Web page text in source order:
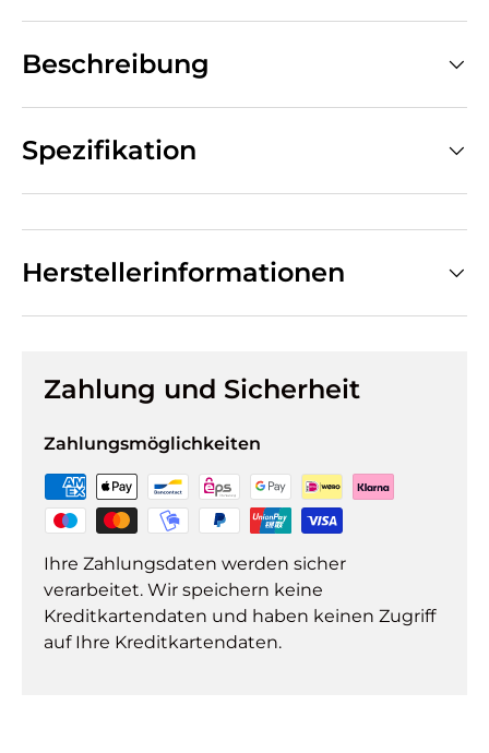
Beschreibung
Spezifikation
Herstellerinformationen
Zahlung und Sicherheit
Zahlungsmöglichkeiten
Ihre Zahlungsdaten werden sicher
verarbeitet. Wir speichern keine
Kreditkartendaten und haben keinen Zugriff
auf Ihre Kreditkartendaten.